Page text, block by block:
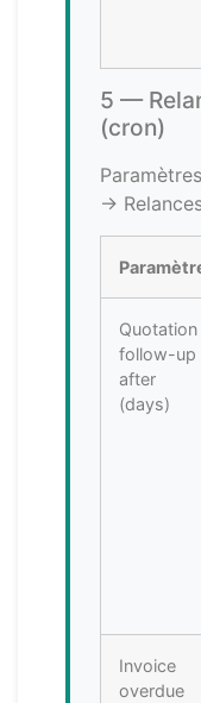
5 —
(cron)
→
Quotation
follow-up
after
(days)
Invoice
overdue